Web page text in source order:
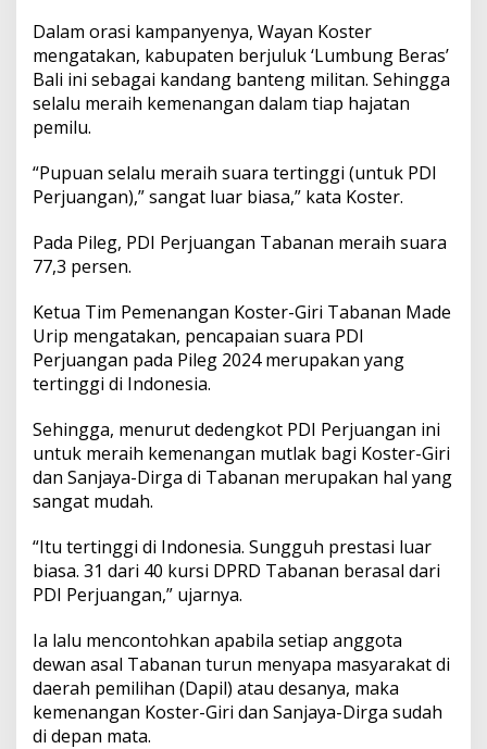
e
n
a
n
g
8
0
P
r
n
Dalam orasi kampanyenya, Wayan Koster
mengatakan, kabupaten berjuluk ‘Lumbung Beras’
Bali ini sebagai kandang banteng militan. Sehingga
selalu meraih kemenangan dalam tiap hajatan
pemilu.
“Pupuan selalu meraih suara tertinggi (untuk PDI
Perjuangan),” sangat luar biasa,” kata Koster.
Pada Pileg, PDI Perjuangan Tabanan meraih suara
77,3 persen.
Ketua Tim Pemenangan Koster-Giri Tabanan Made
Urip mengatakan, pencapaian suara PDI
Perjuangan pada Pileg 2024 merupakan yang
tertinggi di Indonesia.
Sehingga, menurut dedengkot PDI Perjuangan ini
untuk meraih kemenangan mutlak bagi Koster-Giri
dan Sanjaya-Dirga di Tabanan merupakan hal yang
sangat mudah.
“Itu tertinggi di Indonesia. Sungguh prestasi luar
biasa. 31 dari 40 kursi DPRD Tabanan berasal dari
PDI Perjuangan,” ujarnya.
Ia lalu mencontohkan apabila setiap anggota
dewan asal Tabanan turun menyapa masyarakat di
daerah pemilihan (Dapil) atau desanya, maka
kemenangan Koster-Giri dan Sanjaya-Dirga sudah
di depan mata.